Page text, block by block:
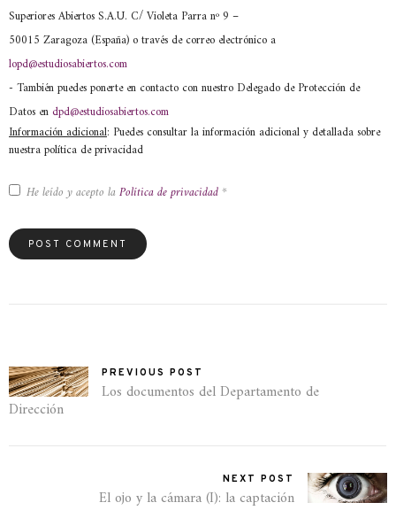
Superiores Abiertos S.A.U. C/ Violeta Parra nº 9 –
50015 Zaragoza (España) o través de correo electrónico a
lopd@estudiosabiertos.com
- También puedes ponerte en contacto con nuestro Delegado de Protección de
Datos en dpd@estudiosabiertos.com
Información adicional: Puedes consultar la información adicional y detallada sobre
nuestra política de privacidad
He leído y acepto la Política de privacidad *
PREVIOUS POST
Los documentos del Departamento de
Dirección
NEXT POST
El ojo y la cámara (I): la captación